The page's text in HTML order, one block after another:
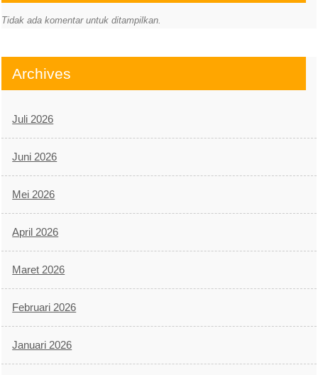
Tidak ada komentar untuk ditampilkan.
Archives
Juli 2026
Juni 2026
Mei 2026
April 2026
Maret 2026
Februari 2026
Januari 2026